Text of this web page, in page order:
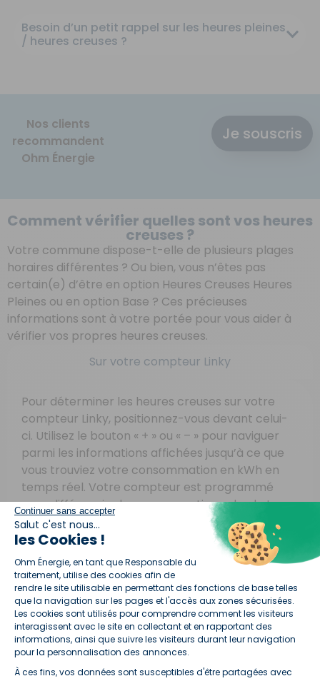
Besoin d’un petit rappel sur les heures pleines
/ heures creuses ?
Nos clients
recommandent
Ohm Énergie
Je souscris
Comment vérifier quelles sont vos heures
creuses ?
Votre commune dispose-t-elle de plusieurs plages
horaires différentes ? Ou bien, vous n’êtes pas
certain(e) d’être en option Heures Creuses Heures
Pleines ou en option Base ? Ces précieuses
informations sont à votre portée pour vous aider à
vérifier vos propres heures creuses.
Sur votre compteur Linky
Sur votre facture d’électricité
Dans votre espace client
Pour déterminer les heures creuses sur votre
compteur Linky, positionnez-vous devant celui-
ci. Utilisez le bouton « + » ou « – » pour naviguer
parmi les informations affichées jusqu’à ce que
vous trouviez votre consommation en kWh en
temps réel. Votre compteur est programmé
pour différencier la consommation selon le type
de plage horaire, ce qui inclut les heures creuses.
Que faire si vous n’avez accès ni à vos factures, ni
à votre espace client ?
Continuer sans accepter
Salut c'est nous...
les Cookies !
Plateforme de Gestion du Consentement
Ohm Énergie, en tant que Responsable du
traitement, utilise des cookies afin de
rendre le site utilisable en permettant des fonctions de base telles
que la navigation sur les pages et l'accès aux zones sécurisées.
Les cookies sont utilisés pour comprendre comment les visiteurs
interagissent avec le site en collectant et en rapportant des
informations, ainsi que suivre les visiteurs durant leur navigation
pour la personnalisation des annonces.
À ces fins, vos données sont susceptibles d'être partagées avec